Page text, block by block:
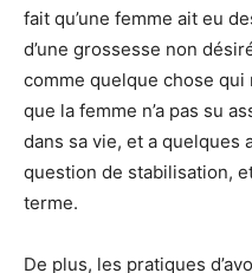
fait qu’une femme ait eu
d’une grossesse non
comme quelque chose qui
que la femme n’a pas su
dans sa vie, et a quelques
question de stabilisation,
terme.
De plus, les pratiques